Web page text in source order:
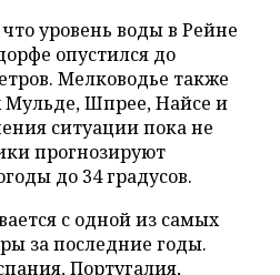
уровень воды в Рейне
опустился до
Мелководье также
Мульде, Шпрее, Найсе и
ситуации пока не
прогнозируют
до 34 градусов.
с одной из самых
за последние годы.
Португалия,